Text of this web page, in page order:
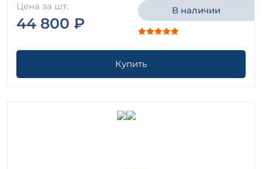
Цена за шт.
44 800 ₽
В наличии
Купить